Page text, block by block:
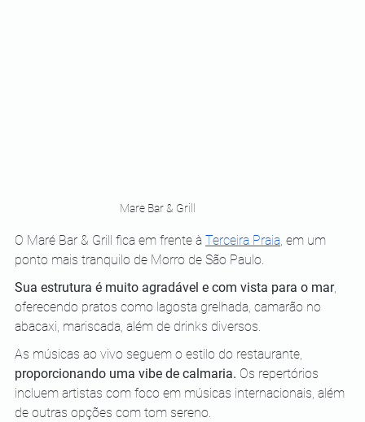
Mare Bar & Grill
O Maré Bar & Grill fica em frente à Terceira Praia, em um
ponto mais tranquilo de Morro de São Paulo.
Sua estrutura é muito agradável e com vista para o mar,
oferecendo pratos como lagosta grelhada, camarão no
abacaxi, mariscada, além de drinks diversos.
As músicas ao vivo seguem o estilo do restaurante,
proporcionando uma vibe de calmaria. Os repertórios
incluem artistas com foco em músicas internacionais, além
de outras opções com tom sereno.